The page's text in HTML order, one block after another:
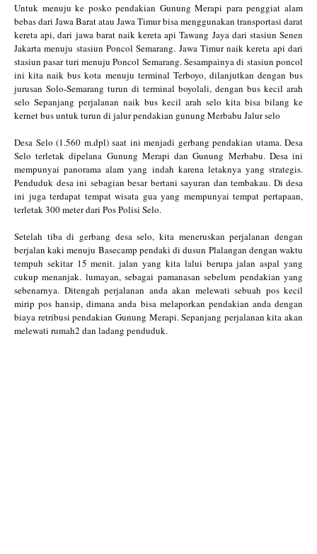
Untuk menuju ke posko pendakian Gunung Merapi para penggiat alam
bebas dari Jawa Barat atau Jawa Timur bisa menggunakan transportasi darat
kereta api, dari jawa barat naik kereta api Tawang Jaya dari stasiun Senen
Jakarta menuju stasiun Poncol Semarang. Jawa Timur naik kereta api dari
stasiun pasar turi menuju Poncol Semarang. Sesampainya di stasiun poncol
ini kita naik bus kota menuju terminal Terboyo, dilanjutkan dengan bus
jurusan Solo-Semarang turun di terminal boyolali, dengan bus kecil arah
selo Sepanjang perjalanan naik bus kecil arah selo kita bisa bilang ke
kernet bus untuk turun di jalur pendakian gunung Merbabu Jalur selo
Desa Selo (1.560 m.dpl) saat ini menjadi gerbang pendakian utama. Desa
Selo terletak dipelana Gunung Merapi dan Gunung Merbabu. Desa ini
mempunyai panorama alam yang indah karena letaknya yang strategis.
Penduduk desa ini sebagian besar bertani sayuran dan tembakau. Di desa
ini juga terdapat tempat wisata gua yang mempunyai tempat pertapaan,
terletak 300 meter dari Pos Polisi Selo.
Setelah tiba di gerbang desa selo, kita meneruskan perjalanan dengan
berjalan kaki menuju Basecamp pendaki di dusun Plalangan dengan waktu
tempuh sekitar 15 menit. jalan yang kita lalui berupa jalan aspal yang
cukup menanjak. lumayan, sebagai pamanasan sebelum pendakian yang
sebenarnya. Ditengah perjalanan anda akan melewati sebuah pos kecil
mirip pos hansip, dimana anda bisa melaporkan pendakian anda dengan
biaya retribusi pendakian Gunung Merapi. Sepanjang perjalanan kita akan
melewati rumah2 dan ladang penduduk.